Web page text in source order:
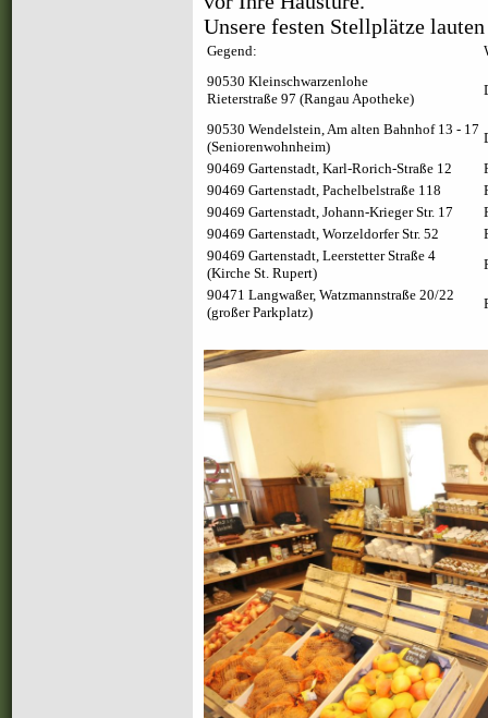
Unsere festen Stellplätze
Gegend:
90530 Kleinschwarzenlohe
Rieterstraße 97 (Rangau Apotheke)
90530 Wendelstein, Am alten Bahnhof 13 - 17
(Seniorenwohnheim)
90469 Gartenstadt, Karl-Rorich-Straße 12
90469 Gartenstadt, Pachelbelstraße 118
90469 Gartenstadt, Johann-Krieger Str. 17
90469 Gartenstadt, Worzeldorfer Str. 52
90469 Gartenstadt, Leerstetter Straße 4
(Kirche St. Rupert)
90471 Langwaßer, Watzmannstraße 20/22
(großer Parkplatz)